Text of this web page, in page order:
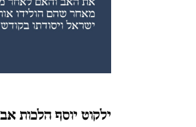
ילקוט יוסף הלכות